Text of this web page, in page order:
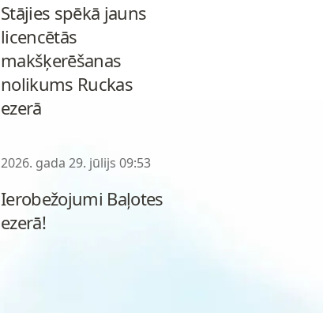
Stājies spēkā jauns
licencētās
makšķerēšanas
nolikums Ruckas
ezerā
2026. gada 29. jūlijs 09:53
Ierobežojumi Baļotes
ezerā!